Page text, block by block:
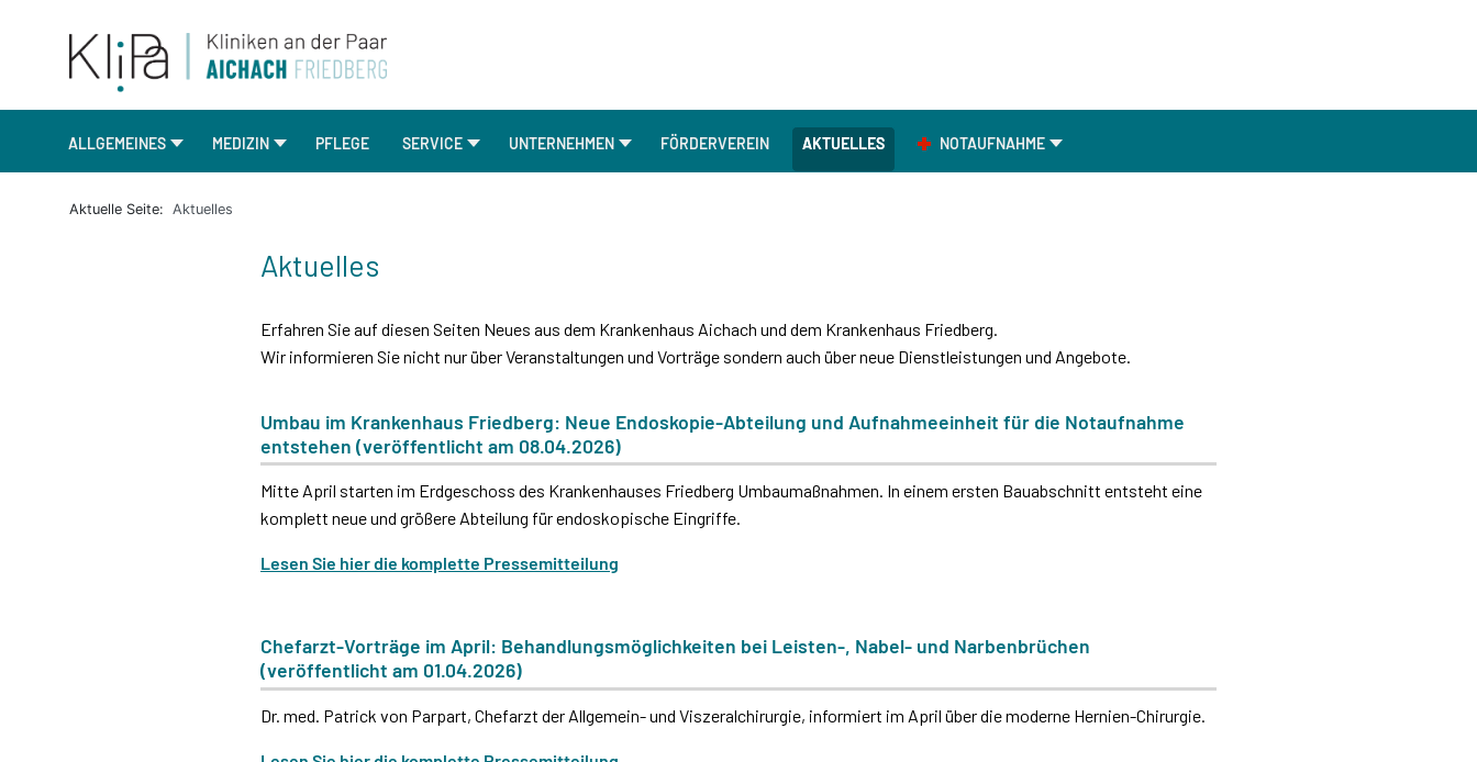
ALLGEMEINES MEDIZIN PFLEGE SERVICE UNTERNEHMEN FÖRDERVEREIN AKTUELLES NOTAUFNAHME
Aktuelle Seite: Aktuelles
Aktuelles
Erfahren Sie auf diesen Seiten Neues aus dem Krankenhaus Aichach und dem Krankenhaus Friedberg.
Wir informieren Sie nicht nur über Veranstaltungen und Vorträge sondern auch über neue Dienstleistungen und Angebote.
Umbau im Krankenhaus Friedberg: Neue Endoskopie-Abteilung und Aufnahmeeinheit für die Notaufnahme
entstehen (veröffentlicht am 08.04.2026)
Mitte April starten im Erdgeschoss des Krankenhauses Friedberg Umbaumaßnahmen. In einem ersten Bauabschnitt entsteht eine
komplett neue und größere Abteilung für endoskopische Eingriffe.
Lesen Sie hier die komplette Pressemitteilung
Chefarzt-Vorträge im April: Behandlungsmöglichkeiten bei Leisten-, Nabel- und Narbenbrüchen
(veröffentlicht am 01.04.2026)
Dr. med. Patrick von Parpart, Chefarzt der Allgemein- und Viszeralchirurgie, informiert im April über die moderne Hernien-Chirurgie.